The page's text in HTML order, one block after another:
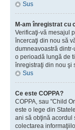
Sus
M-am înregistrat cu
Verificaţi-vă mesajul
încercaţi din nou să
dumneavoastră
o perioadă lungă de
înregistraţi din nou şi
Sus
Ce este COPPA?
COPPA, sau "Child
este o lege din
ani să obţină acordul
colectarea